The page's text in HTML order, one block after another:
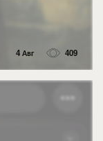
4 Авг 409